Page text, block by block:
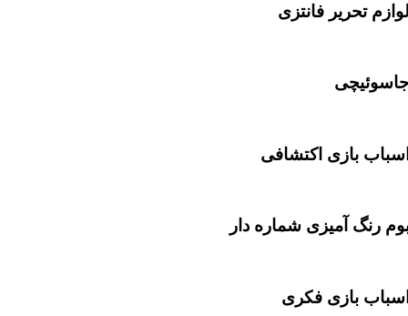
تحریر فانتزی
بازی اکتشافی
رنگ آمیزی شماره دار
بازی فکری